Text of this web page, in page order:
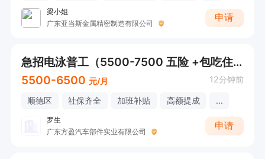
梁小姐
广东亚当斯金属精密制造有限公司
申请
急招电泳普工（5500-7500 五险 +包吃住）
5500-6500 元/月 12分钟前
顺德区 社保齐全 加班补贴 高额提成 ...
罗生
广东方盈汽车部件实业有限公司
申请